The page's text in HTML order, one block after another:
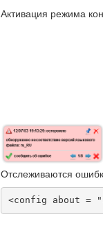
Активация режима
Отслеживаются
<config about =